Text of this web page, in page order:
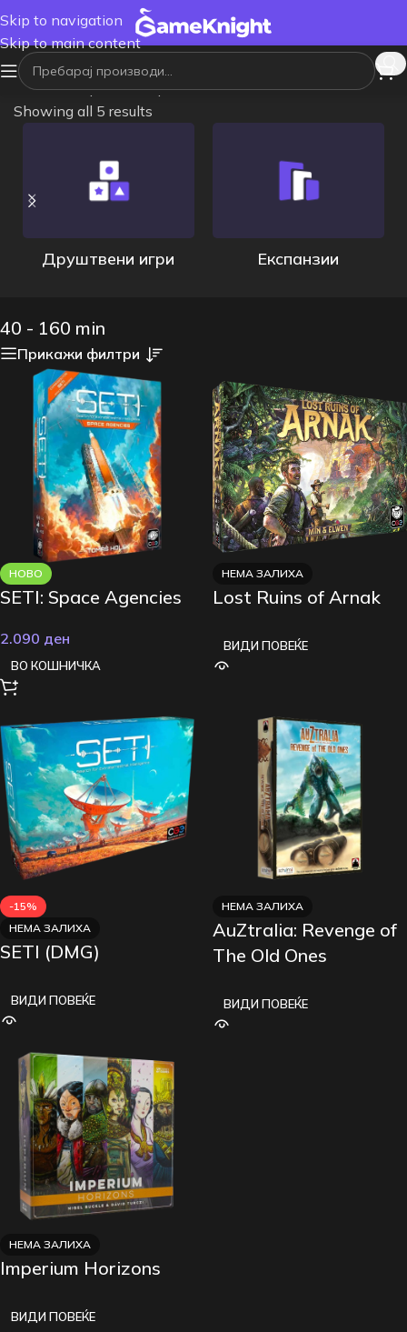
Skip to navigation
Skip to main content
Почетна/Време на траење/40 - 160 min
Showing all 5 results
Друштвени игри Експанзии
40 - 160 min
Прикажи филтри
НОВО
SETI: Space Agencies
2.090 ден
ВО КОШНИЧКА
НЕМА ЗАЛИХА
Lost Ruins of Arnak
ВИДИ ПОВЕЌЕ
-15%
НЕМА ЗАЛИХА
SETI (DMG)
ВИДИ ПОВЕЌЕ
НЕМА ЗАЛИХА
AuZtralia: Revenge of
The Old Ones
ВИДИ ПОВЕЌЕ
НЕМА ЗАЛИХА
Imperium Horizons
ВИДИ ПОВЕЌЕ